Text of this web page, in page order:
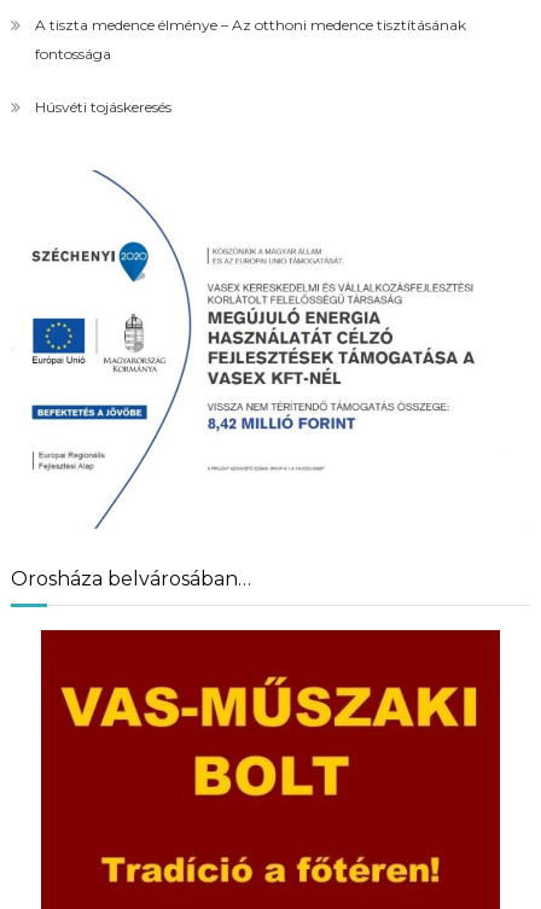
A tiszta medence élménye – Az otthoni medence tisztításának
fontossága
Húsvéti tojáskeresés
Orosháza belvárosában…